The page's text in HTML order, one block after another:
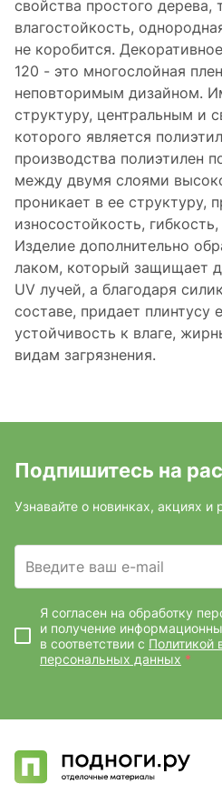
свойства простого дерева,
влагостойкость,
не коробится.
120 - это многослойная
неповторимым дизайном.
структуру, центральным и
которого является
производства полиэтилен
между двумя слоями
проникает в ее структуру,
износостойкость,
Изделие дополнительно
лаком, который защищает
UV лучей, а благодаря
составе, придает
устойчивость к влаге,
видам загрязнения.
Подпишитесь на
Узнавайте о новинках, акциях и
Введите ваш e-mail
Я согласен на обработку
и получение
в соответствии с Политикой
персональных данных *